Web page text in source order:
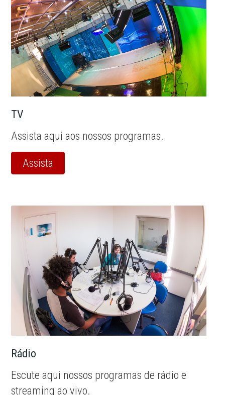
TV
Assista aqui aos nossos programas.
Assista
Rádio
Escute aqui nossos programas de rádio e
streaming ao vivo.